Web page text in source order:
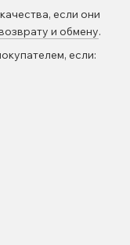
если они
и обмену.
если: